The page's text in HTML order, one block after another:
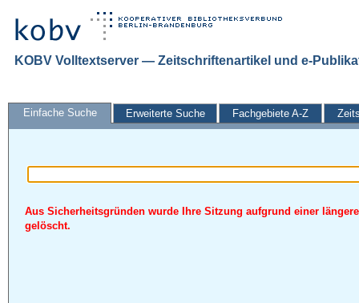
KOBV Volltextserver — Zeitschriftenartikel und e-
Einfache Suche Erweiterte Suche Fachgebiete A-Z
Aus Sicherheitsgründen wurde Ihre Sitzung aufgrund einer
gelöscht.